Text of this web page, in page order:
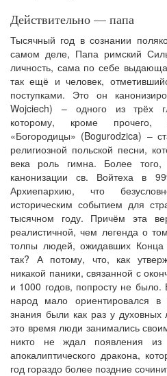
Действительно — папа
Тысячный год в сознании
самом деле, Папа римский
личность, сама по себе
так ещё и человек,
поступками. Это он
Wojciech) – одного из трёх
которому, кроме прочего,
«Богородицы» (Bogurodzica) –
религиозной польской песни,
века роль гимна. Более
канонизации св. Войтеха в
Архиепархию, что
историческим событием для
тысячном году. Причём эта
реалистичной, чем легенда о
толпы людей, ожидавших
так? А потому, что, как
никакой паники, связанной с
и 1000 годов, попросту не было.
народ мало ориентировался
знания были как раз у духовных
это время люди занимались
никто не ждал появления из
апокалиптического дракона,
год гораздо более поздние